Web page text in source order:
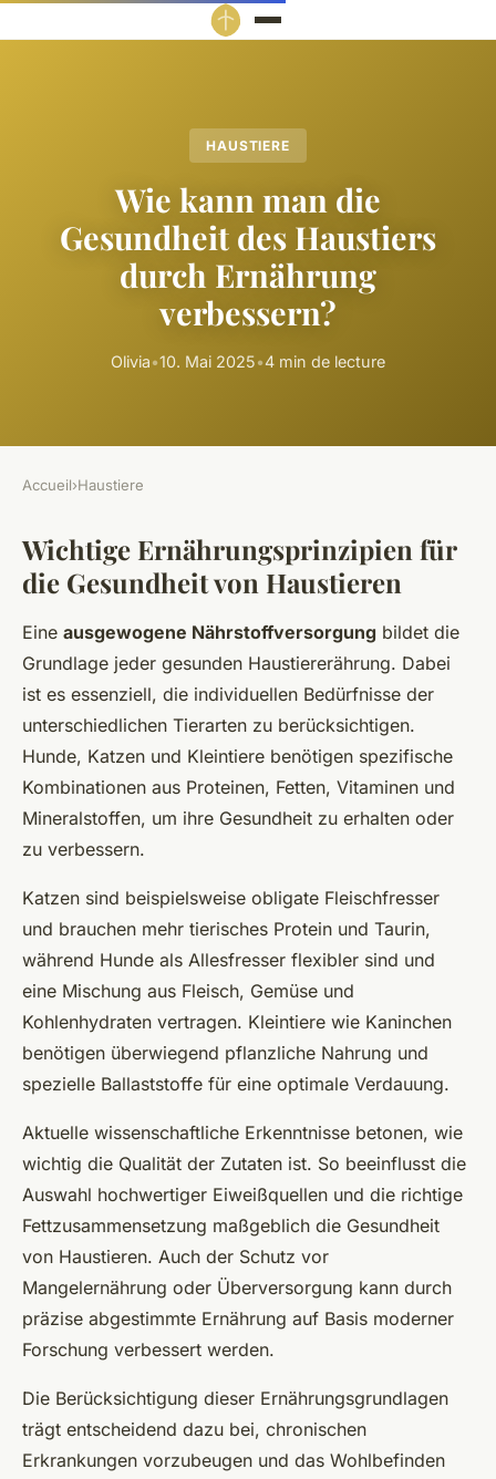
HAUSTIERE
Wie kann man die
Gesundheit des Haustiers
durch Ernährung
verbessern?
Olivia•10. Mai 2025•4 min de lecture
Accueil›Haustiere
Wichtige Ernährungsprinzipien für
die Gesundheit von Haustieren
Eine ausgewogene Nährstoffversorgung bildet die
Grundlage jeder gesunden Haustiererährung. Dabei
ist es essenziell, die individuellen Bedürfnisse der
unterschiedlichen Tierarten zu berücksichtigen.
Hunde, Katzen und Kleintiere benötigen spezifische
Kombinationen aus Proteinen, Fetten, Vitaminen und
Mineralstoffen, um ihre Gesundheit zu erhalten oder
zu verbessern.
Katzen sind beispielsweise obligate Fleischfresser
und brauchen mehr tierisches Protein und Taurin,
während Hunde als Allesfresser flexibler sind und
eine Mischung aus Fleisch, Gemüse und
Kohlenhydraten vertragen. Kleintiere wie Kaninchen
benötigen überwiegend pflanzliche Nahrung und
spezielle Ballaststoffe für eine optimale Verdauung.
Aktuelle wissenschaftliche Erkenntnisse betonen, wie
wichtig die Qualität der Zutaten ist. So beeinflusst die
Auswahl hochwertiger Eiweißquellen und die richtige
Fettzusammensetzung maßgeblich die Gesundheit
von Haustieren. Auch der Schutz vor
Mangelernährung oder Überversorgung kann durch
präzise abgestimmte Ernährung auf Basis moderner
Forschung verbessert werden.
Die Berücksichtigung dieser Ernährungsgrundlagen
trägt entscheidend dazu bei, chronischen
Erkrankungen vorzubeugen und das Wohlbefinden